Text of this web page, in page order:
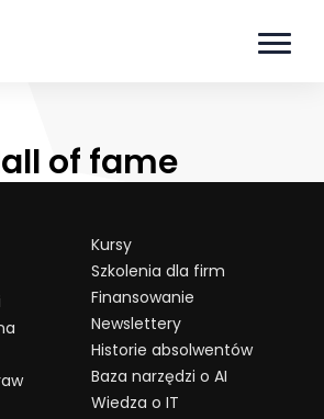
of fame
Kursy
Szkolenia dla firm
Finansowanie
Newslettery
Historie absolwentów
Baza narzędzi o AI
Wiedza o IT